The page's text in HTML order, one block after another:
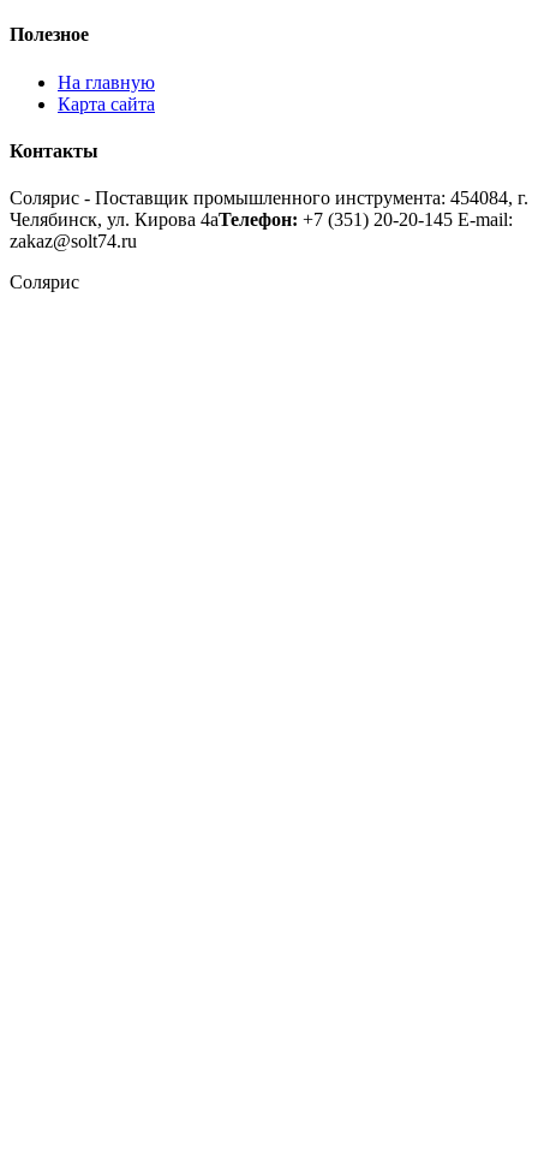
Полезное
На главную
Карта сайта
Контакты
Солярис - Поставщик промышленного инструмента: 454084, г.
Челябинск, ул. Кирова 4аТелефон: +7 (351) 20-20-145 E-mail:
zakaz@solt74.ru
Солярис